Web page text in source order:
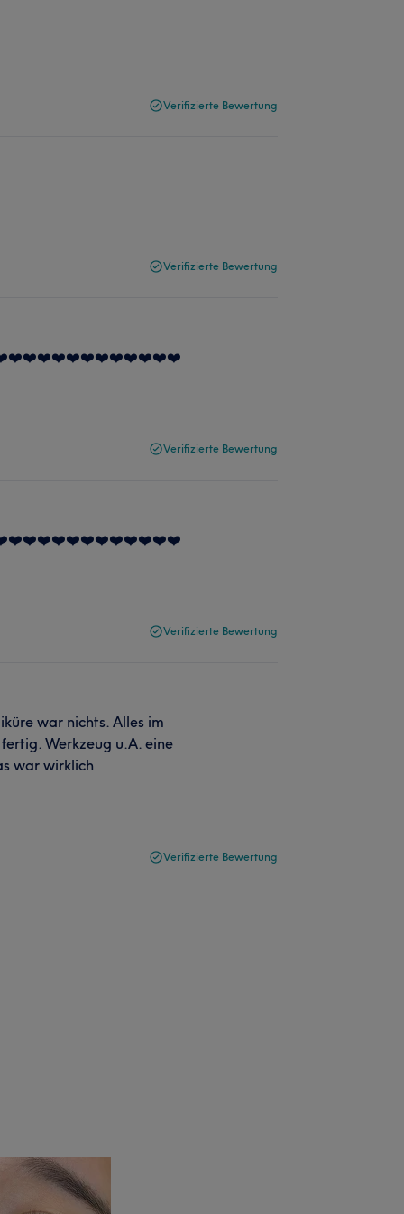
Verifizierte Bewertung
Verifizierte Bewertung
Verifizierte Bewertung
Verifizierte Bewertung
war nichts. Alles im
Werkzeug u.A. eine
war wirklich
Verifizierte Bewertung